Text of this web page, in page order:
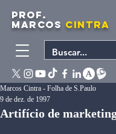
PROF.
MARCOS CINTRA
Artifício de
Marcos Cintra - Folha de S.Paulo
9 de dez. de 1997